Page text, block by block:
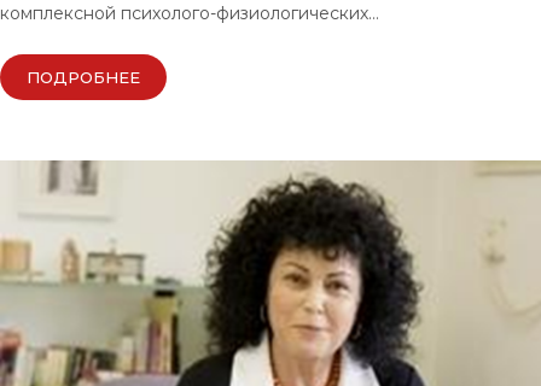
комплексной психолого-физиологических…
ПОДРОБНЕЕ